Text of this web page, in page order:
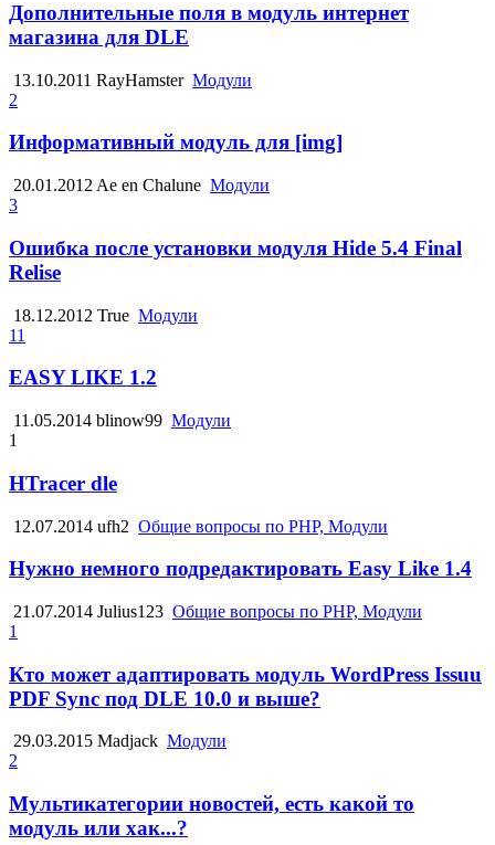
Дополнительные поля в модуль интернет
магазина для DLE
13.10.2011 RayHamster Модули
2
Информативный модуль для [img]
20.01.2012 Ae en Chalune Модули
3
Ошибка после установки модуля Hide 5.4 Final
Relise
18.12.2012 True Модули
11
EASY LIKE 1.2
11.05.2014 blinow99 Модули
1
HTracer dle
12.07.2014 ufh2 Общие вопросы по PHP, Модули
Нужно немного подредактировать Easy Like 1.4
21.07.2014 Julius123 Общие вопросы по PHP, Модули
1
Кто может адаптировать модуль WordPress Issuu
PDF Sync под DLE 10.0 и выше?
29.03.2015 Madjack Модули
2
Мультикатегории новостей, есть какой то
модуль или хак...?